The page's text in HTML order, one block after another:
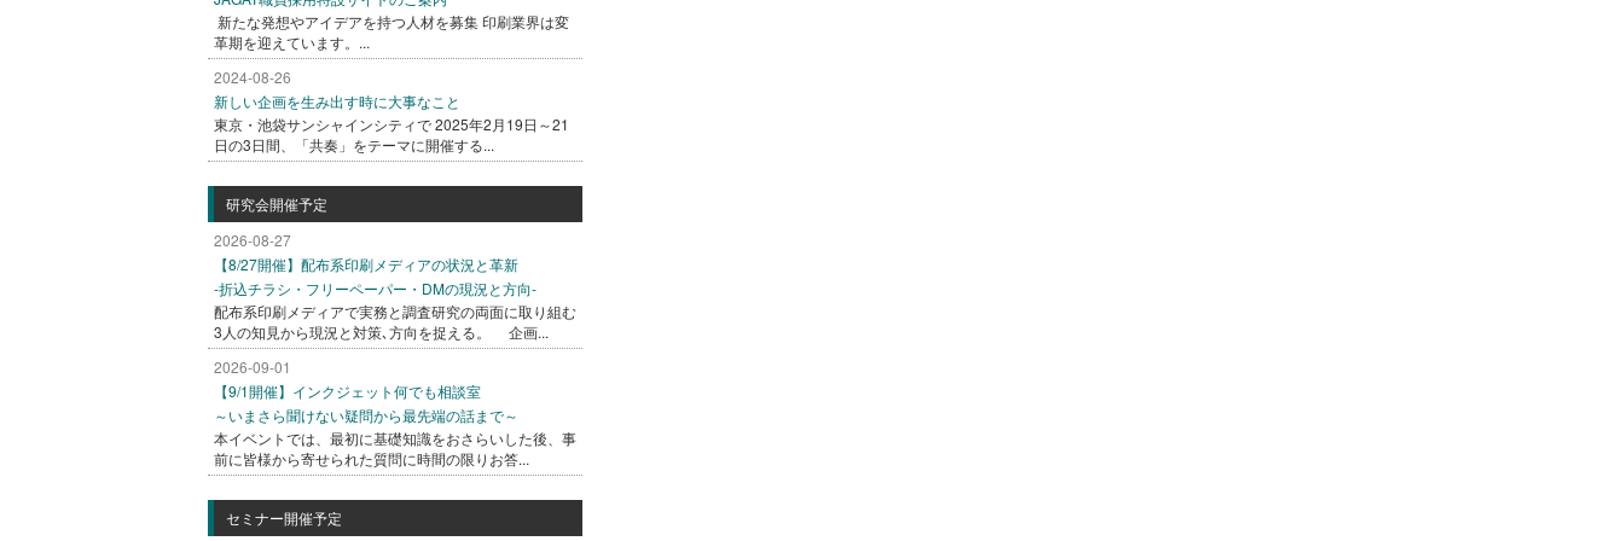
新たな発想やアイデアを持つ人材を募集 印刷業界は変
革期を迎えています。...
2024-08-26
新しい企画を生み出す時に大事なこと
東京・池袋サンシャインシティで 2025年2月19日～21
日の3日間、「共奏」をテーマに開催する...
研究会開催予定
2026-08-27
【8/27開催】配布系印刷メディアの状況と革新
-折込チラシ・フリーペーパー・DMの現況と方向-
配布系印刷メディアで実務と調査研究の両面に取り組む
3人の知見から現況と対策､方向を捉える。 企画...
2026-09-01
【9/1開催】インクジェット何でも相談室
～いまさら聞けない疑問から最先端の話まで～
本イベントでは、最初に基礎知識をおさらいした後、事
前に皆様から寄せられた質問に時間の限りお答...
セミナー開催予定